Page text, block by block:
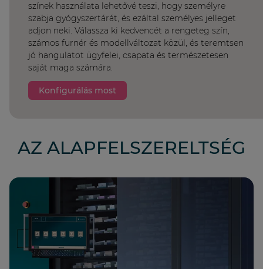
színek használata lehetővé teszi, hogy személyre
szabja gyógyszertárát, és ezáltal személyes jelleget
adjon neki. Válassza ki kedvencét a rengeteg szín,
számos furnér és modellváltozat közül, és teremtsen
jó hangulatot ügyfelei, csapata és természetesen
saját maga számára.
Konfigurálás most
AZ ALAPFELSZERELTSÉG